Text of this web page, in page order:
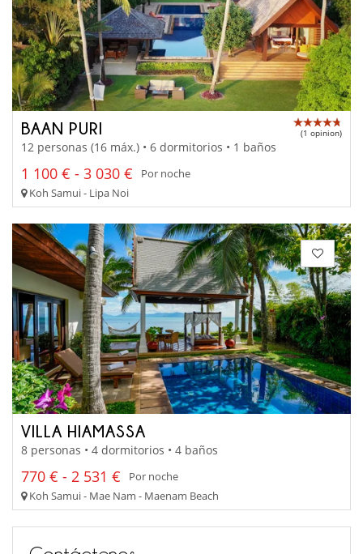
BAAN PURI (1 opinion)
12 personas (16 máx.) • 6 dormitorios • 1 baños
1 100 € - 3 030 €
Por noche
Koh Samui - Lipa Noi
VILLA HIAMASSA
8 personas • 4 dormitorios • 4 baños
770 € - 2 531 €
Por noche
Koh Samui - Mae Nam - Maenam Beach